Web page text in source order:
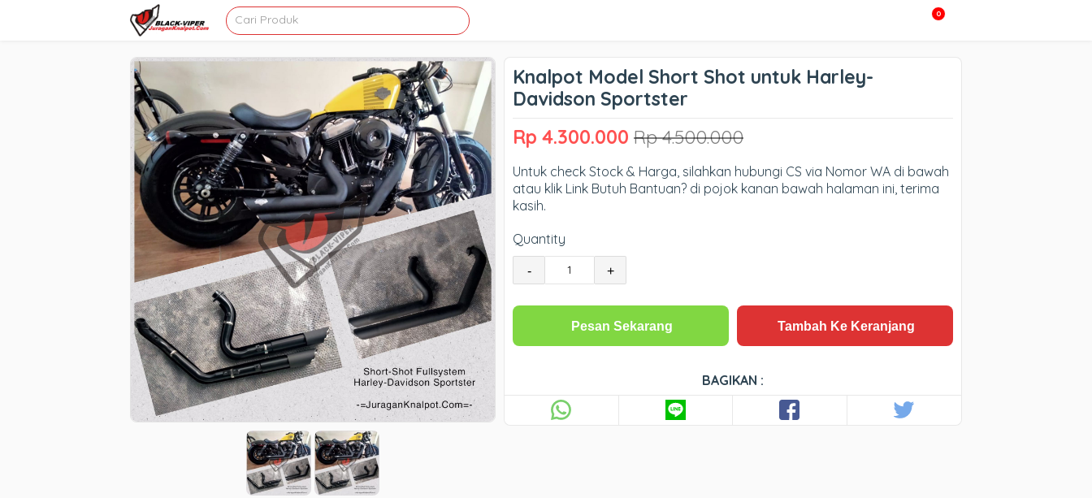
0
Knalpot Model Short Shot untuk Harley-
Davidson Sportster
Rp 4.300.000 Rp 4.500.000
Untuk check Stock & Harga, silahkan hubungi CS via Nomor WA di bawah
atau klik Link Butuh Bantuan? di pojok kanan bawah halaman ini, terima
kasih.
Quantity
- +
Pesan Sekarang Tambah Ke Keranjang
BAGIKAN :